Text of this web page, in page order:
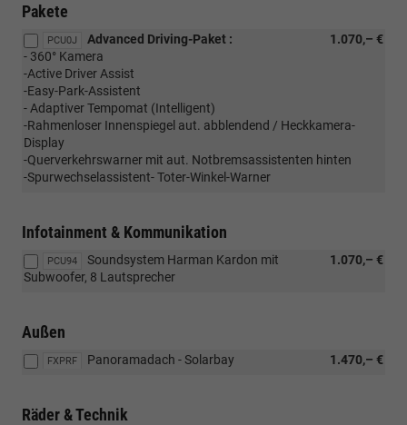
Pakete
PCU0J 1.070,– €
Advanced Driving-Paket :
- 360° Kamera
-Active Driver Assist
-Easy-Park-Assistent
- Adaptiver Tempomat (Intelligent)
-Rahmenloser Innenspiegel aut. abblendend / Heckkamera-
Display
-Querverkehrswarner mit aut. Notbremsassistenten hinten
-Spurwechselassistent- Toter-Winkel-Warner
Infotainment & Kommunikation
PCU94 1.070,– €
Soundsystem Harman Kardon mit
Subwoofer, 8 Lautsprecher
Außen
FXPRF 1.470,– €
Panoramadach - Solarbay
Räder & Technik